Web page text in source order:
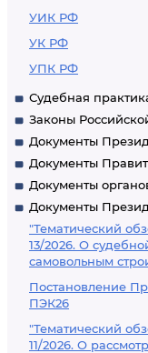
УИК РФ
УК РФ
УПК РФ
Судебная
Законы
Документы
Документы
Документы
Документы
"Тематический
13/2026. О
самовольным
Постановление
ПЭК26
"Тематический
11/2026. О